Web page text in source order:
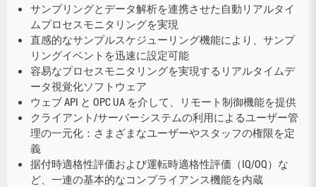
サンプリングとデータ解析を連携させた自動リアルタイ
ムプロセスモニタリングを実現
直感的なサンプルスケジューリング機能により、サンプ
リングイベントを迅速に設定可能
容易なプロセスモニタリングを実現するリアルタイムデ
ータ視覚化ソフトウェア
ウェブ API と OPC UA を介して、リモート制御機能を提供
クライアント/サーバーシステムの利用によるユーザー管
理の一元化：さまざまなユーザーやスタッフの権限を定
義
据付時適格性評価および運転時適格性評価（IQ/OQ）な
ど、一連の基本的なコンプライアンス機能を内蔵